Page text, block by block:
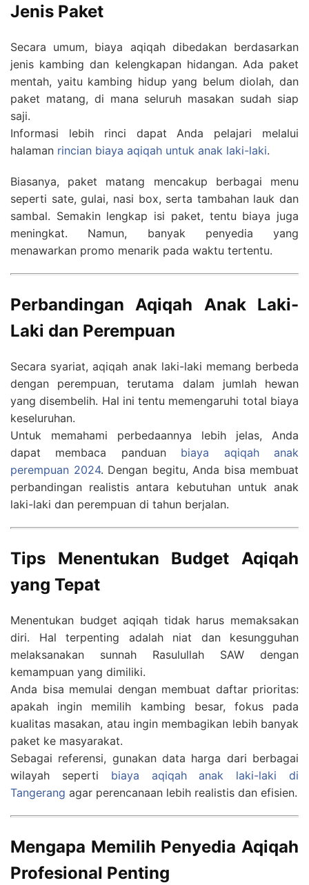
Jenis Paket
Secara umum, biaya aqiqah dibedakan berdasarkan
jenis kambing dan kelengkapan hidangan. Ada paket
mentah, yaitu kambing hidup yang belum diolah, dan
paket matang, di mana seluruh masakan sudah siap
saji.
Informasi lebih rinci dapat Anda pelajari melalui
halaman rincian biaya aqiqah untuk anak laki-laki.
Biasanya, paket matang mencakup berbagai menu
seperti sate, gulai, nasi box, serta tambahan lauk dan
sambal. Semakin lengkap isi paket, tentu biaya juga
meningkat. Namun, banyak penyedia yang
menawarkan promo menarik pada waktu tertentu.
Perbandingan Aqiqah Anak Laki-
Laki dan Perempuan
Secara syariat, aqiqah anak laki-laki memang berbeda
dengan perempuan, terutama dalam jumlah hewan
yang disembelih. Hal ini tentu memengaruhi total biaya
keseluruhan.
Untuk memahami perbedaannya lebih jelas, Anda
dapat membaca panduan biaya aqiqah anak
perempuan 2024. Dengan begitu, Anda bisa membuat
perbandingan realistis antara kebutuhan untuk anak
laki-laki dan perempuan di tahun berjalan.
Tips Menentukan Budget Aqiqah
yang Tepat
Menentukan budget aqiqah tidak harus memaksakan
diri. Hal terpenting adalah niat dan kesungguhan
melaksanakan sunnah Rasulullah SAW dengan
kemampuan yang dimiliki.
Anda bisa memulai dengan membuat daftar prioritas:
apakah ingin memilih kambing besar, fokus pada
kualitas masakan, atau ingin membagikan lebih banyak
paket ke masyarakat.
Sebagai referensi, gunakan data harga dari berbagai
wilayah seperti biaya aqiqah anak laki-laki di
Tangerang agar perencanaan lebih realistis dan efisien.
Mengapa Memilih Penyedia Aqiqah
Profesional Penting